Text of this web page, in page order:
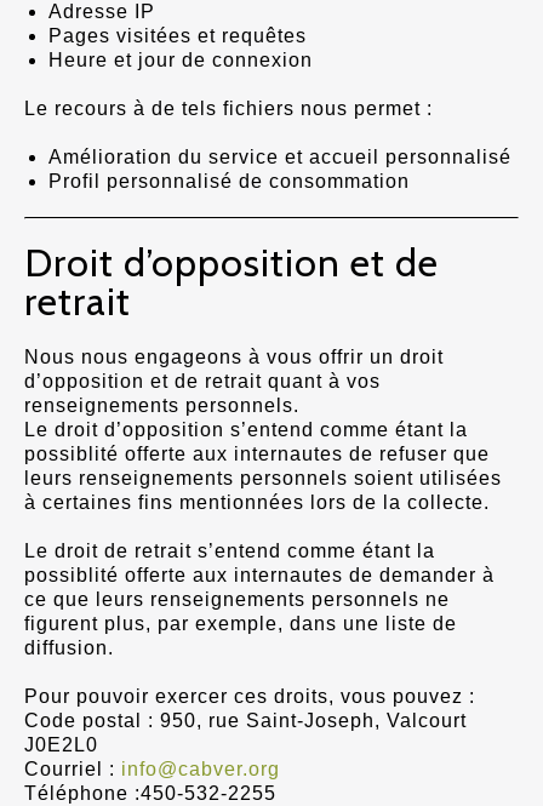
Adresse IP
Pages visitées et requêtes
Heure et jour de connexion
Le recours à de tels fichiers nous permet :
Amélioration du service et accueil personnalisé
Profil personnalisé de consommation
Droit d’opposition et de
retrait
Nous nous engageons à vous offrir un droit
d’opposition et de retrait quant à vos
renseignements personnels.
Le droit d’opposition s’entend comme étant la
possiblité offerte aux internautes de refuser que
leurs renseignements personnels soient utilisées
à certaines fins mentionnées lors de la collecte.
Le droit de retrait s’entend comme étant la
possiblité offerte aux internautes de demander à
ce que leurs renseignements personnels ne
figurent plus, par exemple, dans une liste de
diffusion.
Pour pouvoir exercer ces droits, vous pouvez :
Code postal : 950, rue Saint-Joseph, Valcourt
J0E2L0
Courriel : info@cabver.org
Téléphone :450-532-2255